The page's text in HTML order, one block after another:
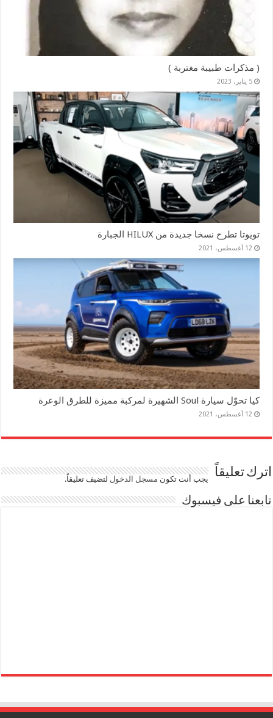
( مذكرات طبيبة مغتربة )
5 يناير، 2023
تويوتا تطرح نسخا جديدة من HILUX الجبارة
12 أغسطس، 2021
كيا تحوّل سيارة Soul الشهيرة لمركبة مميزة للطرق الوعرة
12 أغسطس، 2021
اترك تعليقاً يجب أنت تكون مسجل الدخوللتضيف تعليقاً.
تابعنا على فيسبوك